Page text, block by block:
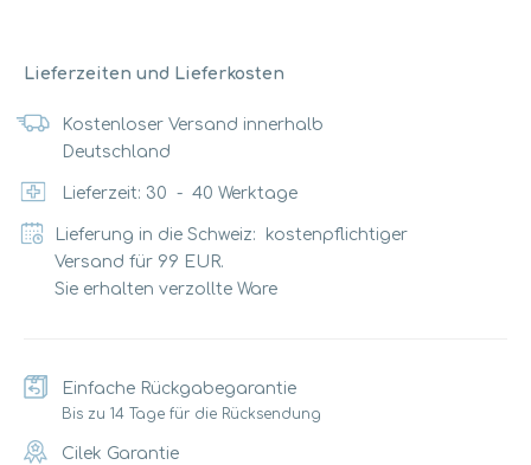
Lieferzeiten und Lieferkosten
Kostenloser Versand innerhalb
Deutschland
Lieferzeit: 30 - 40 Werktage
Lieferung in die Schweiz: kostenpflichtiger
Versand für 99 EUR.
Sie erhalten verzollte Ware
Einfache Rückgabegarantie
Bis zu 14 Tage für die Rücksendung
Cilek Garantie